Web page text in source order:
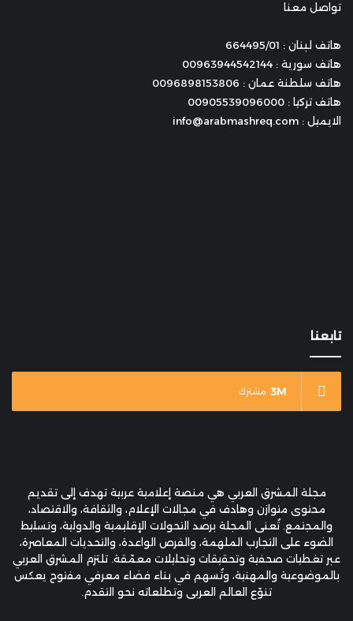
تواصل معنا
هاتف لبنان : 664495/01
هاتف سورية : 00963944542144
هاتف سلطنة عمان : 0096898153806
هاتف تركيا : 00905539096000
الايميل : info@arabmashreq.com
تابعنا
3M مشترك
مجلة المشرق العربي هي منصة إعلامية عربية تهدف إلى تقديم
محتوى متوازن وهادف في مجالات الإعلام، والثقافة، والاقتصاد،
والمجتمع. تُعنى المجلة برصد التحولات الإقليمية والدولية، وتسليط
الضوء على التجارب الملهمة، والفرص الواعدة، والتحديات المعاصرة،
عبر تغطيات صحفية وتحقيقات وتحليلات معمّقة. تلتزم المشرق العربي
بالموضوعية والمهنية، وتُسهم في بناء فضاء معرفي مفتوح يعكس
تنوّع العالم العربي وتطلعاته نحو التقدم.